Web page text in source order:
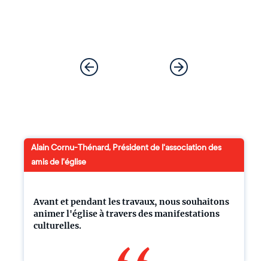
Avant et pendant les travaux, nous souhaitons
animer l'église à travers des manifestations
culturelles.
Alain Cornu-Thénard, Président de l'association des
amis de l'église